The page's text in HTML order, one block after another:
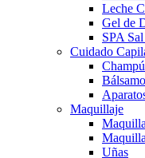
Leche
Gel de
SPA
Cuidado
Bálsamo
Maquillaje
Uñas